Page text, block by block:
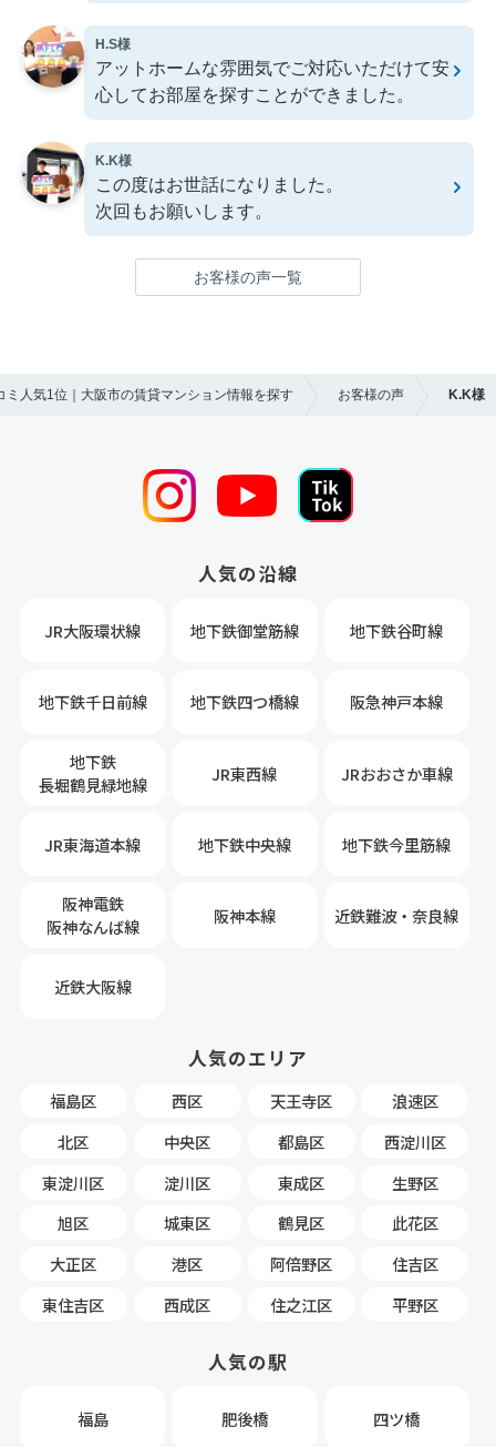
H.S様
アットホームな雰囲気でご対応いただけて安
心してお部屋を探すことができました。
K.K様
この度はお世話になりました。
次回もお願いします。
お客様の声一覧
ミ人気1位｜大阪市の賃貸マンション情報を探す お客様の声 K.K様
人気の沿線
JR大阪環状線 地下鉄御堂筋線 地下鉄谷町線
地下鉄千日前線 地下鉄四つ橋線 阪急神戸本線
地下鉄
長堀鶴見緑地線
JR東西線 JRおおさか車線
JR東海道本線 地下鉄中央線 地下鉄今里筋線
阪神電鉄
阪神なんば線
阪神本線 近鉄難波・奈良線
近鉄大阪線
人気のエリア
福島区 西区 天王寺区
浪速区
北区
中央区 都島区
西淀川区
東淀川区
淀川区 東成区
生野区
旭区
城東区 鶴見区
此花区
大正区
港区 阿倍野区
住吉区
東住吉区
西成区 住之江区 平野区
人気の駅
福島 肥後橋 四ツ橋